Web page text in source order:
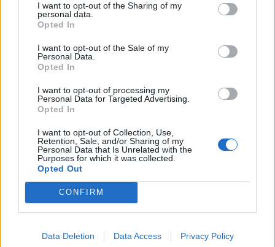
I want to opt-out of the Sharing of my
personal data.
Opted In
I want to opt-out of the Sale of my
Personal Data.
Opted In
I want to opt-out of processing my
Personal Data for Targeted Advertising.
Opted In
I want to opt-out of Collection, Use,
Retention, Sale, and/or Sharing of my
Personal Data that Is Unrelated with the
Purposes for which it was collected.
Opted Out
CONFIRM
Data Deletion Data Access Privacy Policy
Siste havn for
slepemannen